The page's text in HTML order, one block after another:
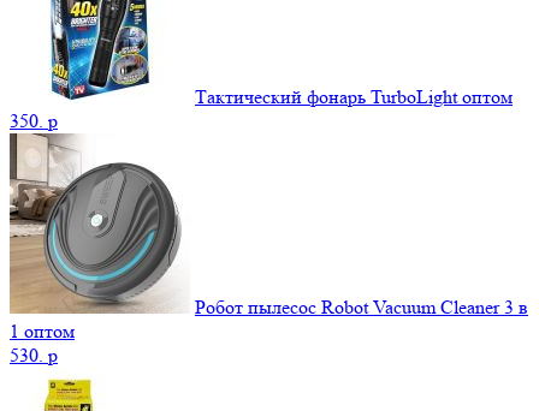
Тактический фонарь TurboLight оптом
350. p
Робот пылесос Robot Vacuum Cleaner 3 в
1 оптом
530. p